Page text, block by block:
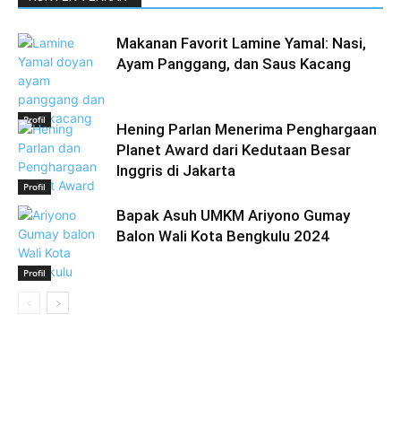
Profil
Makanan Favorit Lamine Yamal: Nasi,
Ayam Panggang, dan Saus Kacang
Profil
Hening Parlan Menerima Penghargaan
Planet Award dari Kedutaan Besar
Inggris di Jakarta
Profil
Bapak Asuh UMKM Ariyono Gumay
Balon Wali Kota Bengkulu 2024